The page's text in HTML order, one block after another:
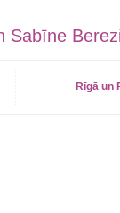
Sabīne
Rīgā un